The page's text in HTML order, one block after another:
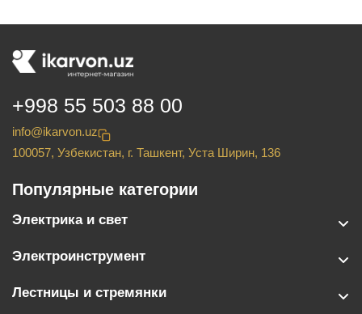
+998 55 503 88 00
info@ikarvon.uz
100057, Узбекистан, г. Ташкент, Уста Ширин, 136
Популярные категории
Электрика и свет
Электроинструмент
Лестницы и стремянки